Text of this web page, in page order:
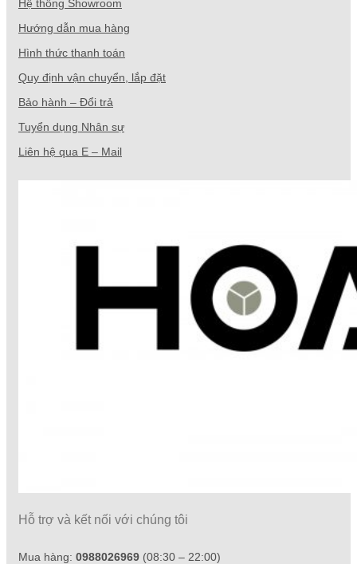
Hệ thống Showroom
Hướng dẫn mua hàng
Hình thức thanh toán
Quy định vận chuyển, lắp đặt
Bảo hành – Đổi trả
Tuyển dụng Nhân sự
Liên hệ qua E – Mail
Hỗ trợ và kết nối với chúng tôi
Mua hàng: 0988026969 (08:30 – 22:00)